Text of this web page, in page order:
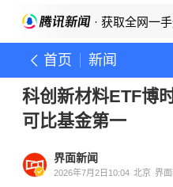
· 获取全网一
首页 新闻
科创新材料ETF博
可比基金第一
界面新闻
2026年7月2日10:04 北京 界